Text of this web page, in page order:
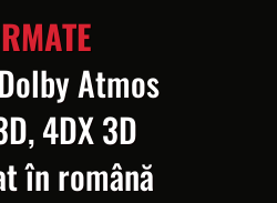
Atmos
4DX 3D
în română